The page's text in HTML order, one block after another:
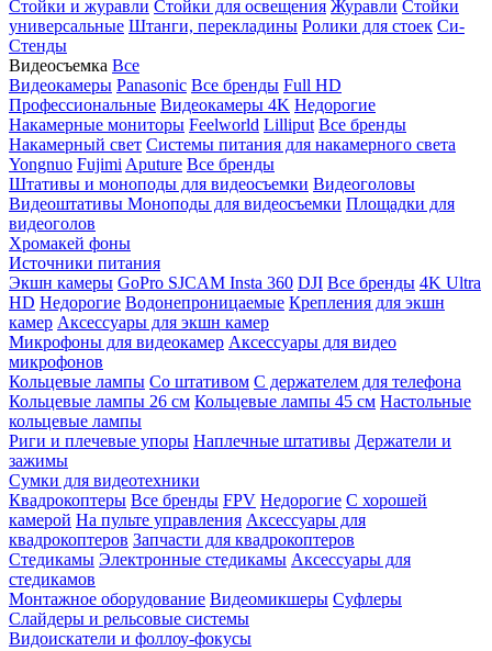
Стойки и журавли Стойки для освещения Журавли Стойки
универсальные Штанги, перекладины Ролики для стоек Си-
Стенды
Видеосъемка Все
Видеокамеры Panasonic Все бренды Full HD
Профессиональные Видеокамеры 4K Недорогие
Накамерные мониторы Feelworld Lilliput Все бренды
Накамерный свет Системы питания для накамерного света
Yongnuo Fujimi Aputure Все бренды
Штативы и моноподы для видеосъемки Видеоголовы
Видеоштативы Моноподы для видеосъемки Площадки для
видеоголов
Хромакей фоны
Источники питания
Экшн камеры GoPro SJCAM Insta 360 DJI Все бренды 4K Ultra
HD Недорогие Водонепроницаемые Крепления для экшн
камер Аксессуары для экшн камер
Микрофоны для видеокамер Аксессуары для видео
микрофонов
Кольцевые лампы Со штативом C держателем для телефона
Кольцевые лампы 26 см Кольцевые лампы 45 см Настольные
кольцевые лампы
Риги и плечевые упоры Наплечные штативы Держатели и
зажимы
Сумки для видеотехники
Квадрокоптеры Все бренды FPV Недорогие С хорошей
камерой На пульте управления Аксессуары для
квадрокоптеров Запчасти для квадрокоптеров
Стедикамы Электронные стедикамы Аксессуары для
стедикамов
Монтажное оборудование Видеомикшеры Суфлеры
Слайдеры и рельсовые системы
Видоискатели и фоллоу-фокусы